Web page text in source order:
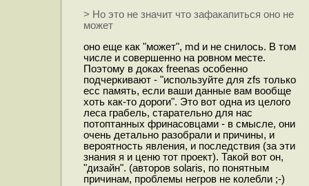
> Но это не значит что зафакапиться оно не
может
оно еще как "может", md и не снилось. В том
числе и совершенно на ровном месте.
Поэтому в доках freenas особенно
подчеркивают - "используйте для zfs только
ecc память, если ваши данные вам вообще
хоть как-то дороги". Это вот одна из целого
леса грабель, старательно для нас
потоптанных фринасовцами - в смысле, они
очень детально разобрали и причины, и
вероятность явления, и последствия (за эти
знания я и ценю тот проект). Такой вот он,
"дизайн". (авторов solaris, по понятным
причинам, проблемы негров не колебли ;-)